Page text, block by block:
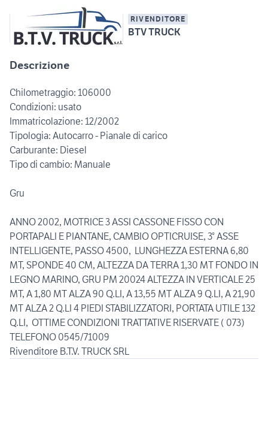
RIVENDITORE
BTV TRUCK
Descrizione
Chilometraggio: 106000
Condizioni: usato
Immatricolazione: 12/2002
Tipologia: Autocarro - Pianale di carico
Carburante: Diesel
Tipo di cambio: Manuale
Gru
ANNO 2002, MOTRICE 3 ASSI CASSONE FISSO CON
PORTAPALI E PIANTANE, CAMBIO OPTICRUISE, 3° ASSE
INTELLIGENTE, PASSO 4500, LUNGHEZZA ESTERNA 6,80
MT, SPONDE 40 CM, ALTEZZA DA TERRA 1,30 MT FONDO IN
LEGNO MARINO, GRU PM 20024 ALTEZZA IN VERTICALE 25
MT, A 1,80 MT ALZA 90 Q.LI, A 13,55 MT ALZA 9 Q.LI, A 21,90
MT ALZA 2 Q.LI 4 PIEDI STABILIZZATORI, PORTATA UTILE 132
Q.LI, OTTIME CONDIZIONI TRATTATIVE RISERVATE ( 073)
TELEFONO 0545/71009
Rivenditore B.T.V. TRUCK SRL